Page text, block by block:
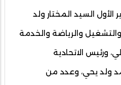
الأول السيد المختار ولد
والرياضة والخدمة
ورئيس الاتحادية
ولد يحي، وعدد من